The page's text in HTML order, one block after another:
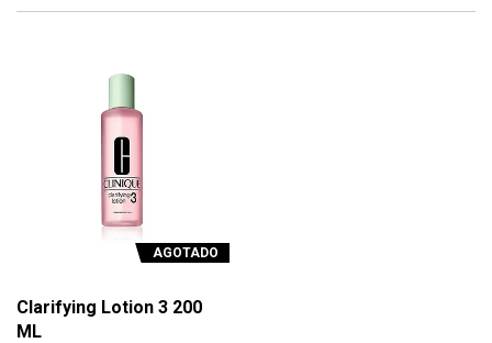
AGOTADO
Clarifying Lotion 3 200
ML